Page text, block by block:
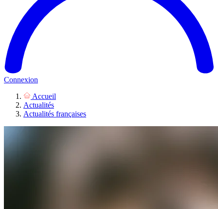
Connexion
Accueil
Actualités
Actualités françaises